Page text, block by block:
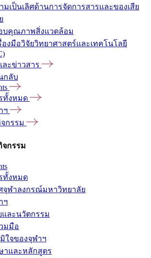
มเป็นเลิศด้านการจัดการสารและของเสีย
บคุณภาพสิ่งแวดล้อม
องมือวิจัยวิทยาศาสตร์และเทคโนโลยี
ละข่าวสาร
กลับ
ทั้งหมด
ฯ
กรรม
จกรรม
ทั้งหมด
จุฬาลงกรณ์มหาวิทยาลัย
ฯ
และนวัตกรรม
มมือ
ใจของจุฬาฯ
าและหลักสูตร